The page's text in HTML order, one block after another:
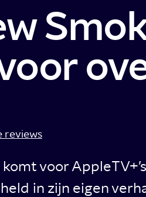
reviews
voor
in zijn eigen